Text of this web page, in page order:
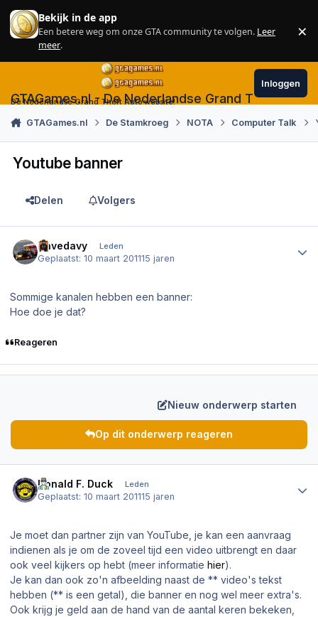
Skip to content
Bekijk in de app
Een betere weg om onze GTA community te volgen. Leer
meer.
×
GTAGames.nl - De Nederlandse Grand Theft Auto
De Nederlandse Grand Theft Auto website!
Inloggen
GTAGames.nl De Stamkroeg NOTA Computer Talk
Youtube banner
Delen Volgers
Davedavy Leden
Geplaatst:10 maart 201115 jaren
Sommige kanalen hebben een banner:
Hoe doe je dat?
Reageren
Nieuw onderwerp starten
Op dit onderwerp reageren
Donald F. Duck Leden
Geplaatst:10 maart 201115 jaren
Je moet dan partner zijn van YouTube, je kan een aanvraag
indienen als je om de zoveel tijd een video uitbrengt en daar
ook veel kijkers op hebt (meer informatie hier).
Je kan dan ook zo'n afbeelding naast de ** video's tekst
hebben (** is een getal), die banner en nog wel meer extra's.
Ook krijg je geld aan de hand van de aantal keren bekeken,